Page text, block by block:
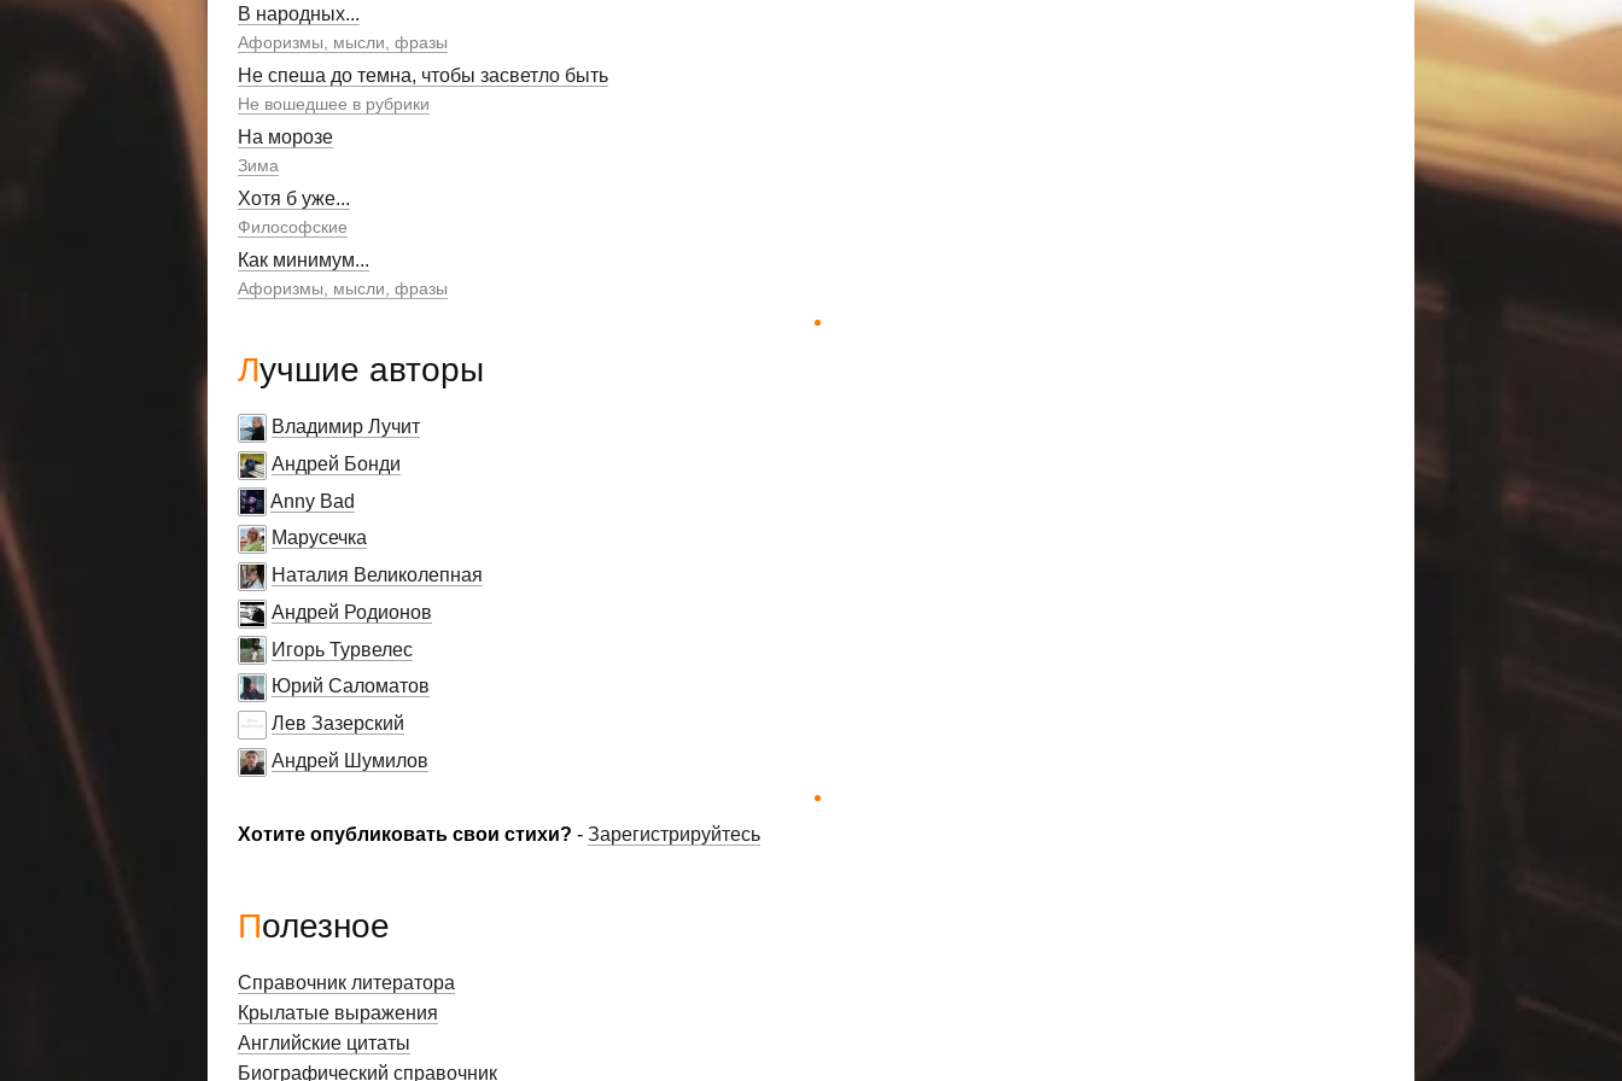
В народных...
Афоризмы, мысли, фразы
Не спеша до темна, чтобы засветло быть
Не вошедшее в рубрики
На морозе
Зима
Хотя б уже...
Философские
Как минимум...
Афоризмы, мысли, фразы
Лучшие авторы
Владимир Лучит
Андрей Бонди
Anny Bad
Марусечка
Наталия Великолепная
Андрей Родионов
Игорь Турвелес
Юрий Саломатов
Лев Зазерский
Андрей Шумилов
Хотите опубликовать свои стихи? - Зарегистрируйтесь
Полезное
Справочник литератора
Крылатые выражения
Английские цитаты
Биографический справочник